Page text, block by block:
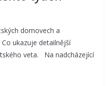
domovech a
ukazuje detailnější
veta. Na nadcházející